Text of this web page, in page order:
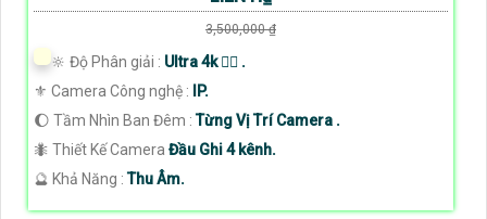
3,500,000 ₫
🔆 Độ Phân giải : Ultra 4k 👍🏾 .
⚜️ Camera Công nghệ :
IP.
🌔 Tầm Nhìn Ban Đêm :Từng Vị Trí Camera .
🐜 Thiết Kế Camera Đầu Ghi 4 kênh.
️🔮 Khả Năng :Thu Âm.